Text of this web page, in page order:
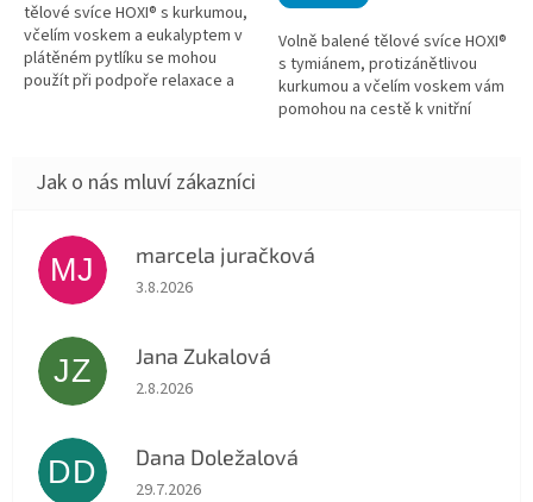
tělové svíce HOXI® s kurkumou,
včelím voskem a eukalyptem v
plátěném pytlíku se mohou
použít při podpoře relaxace a
Volně balené tělové svíce HOXI®
s tymiánem, protizánětlivou
kurkumou a včelím voskem vám
pomohou na cestě k vnitřní
MJ marcela juračková
Hodnocení obchodu je 5 z 5 hvězdiček.
3.8.2026
JZ Jana Zukalová
Hodnocení obchodu je 5 z 5 hvězdiček.
2.8.2026
DD Dana Doležalová
Hodnocení obchodu je 5 z 5 hvězdiček.
29.7.2026